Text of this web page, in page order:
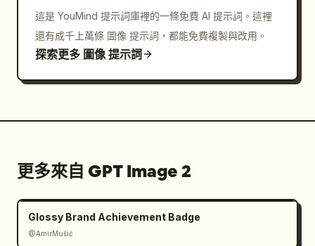
這是 YouMind 提示詞庫裡的一條免費 AI 提示詞。這裡
還有成千上萬條 圖像 提示詞，都能免費複製與改用。
探索更多 圖像 提示詞
更多來自 GPT Image 2
Glossy Brand Achievement Badge
@AmirMušić